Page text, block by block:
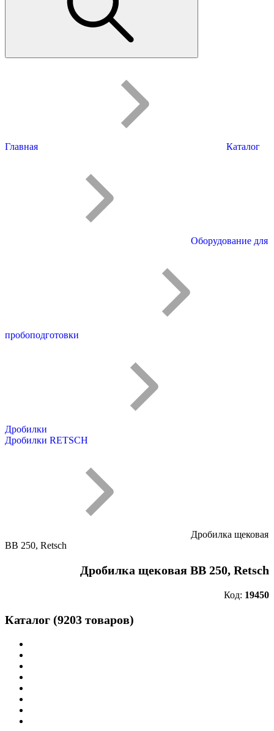
Главная Каталог
Оборудование для
пробоподготовки
Дробилки
Дробилки RETSCH
Дробилка щековая
BB 250, Retsch
Дробилка щековая BB 250, Retsch
Код: 19450
Каталог (9203 товаров)